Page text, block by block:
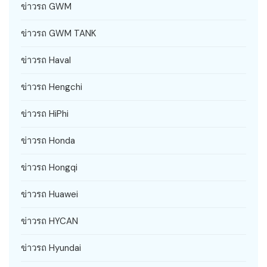
ข่าวรถ GWM
ข่าวรถ GWM TANK
ข่าวรถ Haval
ข่าวรถ Hengchi
ข่าวรถ HiPhi
ข่าวรถ Honda
ข่าวรถ Hongqi
ข่าวรถ Huawei
ข่าวรถ HYCAN
ข่าวรถ Hyundai